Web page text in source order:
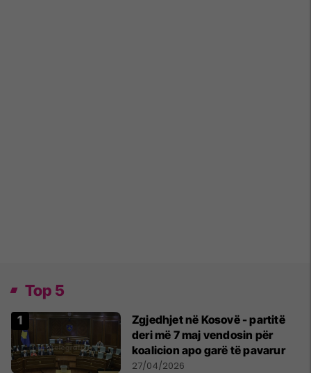
Top 5
Zgjedhjet në Kosovë - partitë
deri më 7 maj vendosin për
koalicion apo garë të pavarur
27/04/2026